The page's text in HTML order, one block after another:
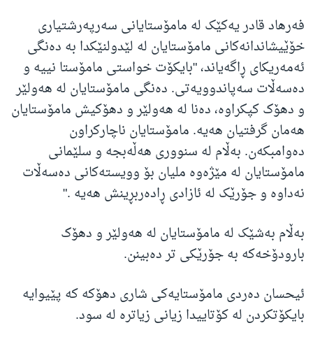
فەرهاد قادر یەکێک لە مامۆستایانی سەرپەرشتیاری
خۆێیشاندانەکانی مامۆستایان لە لێدولنێکدا بە دەنگی
ئەمەریکای ڕاگەیاند، "بایکۆت خواستی مامۆستا نییە و
دەسەڵات سەپاندوویەتی. دەنگی مامۆستایان لە هەولێر
و دهۆک کپکراوە، دەنا لە هەولێر و دهۆکیش مامۆستایان
هەمان گرفتیان هەیە. مامۆستایان ناچارکراون
دەوامبکەن. بەڵام لە سنووری هەڵەبجە و سلێمانی
مامۆستایان لە مێژەوە ملیان بۆ وویستەکانی دەسەڵات
نەداوە و جۆرێک لە ئازادی ڕادەربڕینش هەیە ."
بەڵام بەشێک لە مامۆستایان لە هەولێر و دهۆک
بارودۆخەکە بە جۆرێکی تر دەبینن.
ئیحسان دەردی مامۆستایەکی شاری دهۆکە کە پێیوایە
بایکۆتکردن لە کۆتاییدا زیانی زیاترە لە سود.